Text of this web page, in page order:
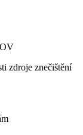
zdroje znečištění